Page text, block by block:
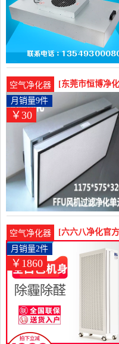
空气净化器
[东莞市恒博净
FFU空气净化
￥30
月销量9件
空气净化器
[六六八净化官
合PP+PET空
￥1860
月销量2件